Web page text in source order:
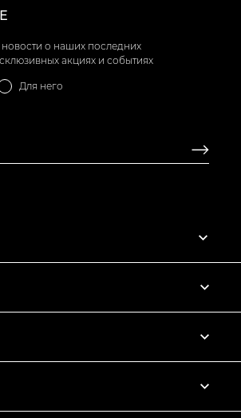
о наших последних
акциях и событиях
Для него